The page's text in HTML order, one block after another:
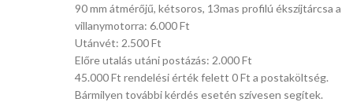
90 mm átmérőjű, kétsoros, 13mas profilú ékszíjtárcsa a
villanymotorra: 6.000 Ft
Utánvét: 2.500 Ft
Előre utalás utáni postázás: 2.000 Ft
45.000 Ft rendelési érték felett 0 Ft a postaköltség.
Bármilyen további kérdés esetén szívesen segítek.